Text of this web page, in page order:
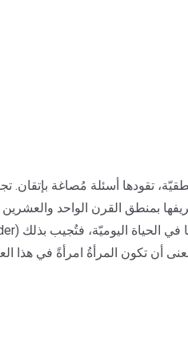
تقودها أسئلة مُصاغة بإتقان.